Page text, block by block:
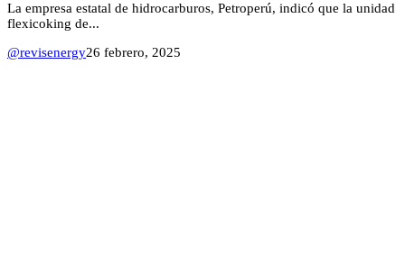
La empresa estatal de hidrocarburos, Petroperú, indicó que la unidad
flexicoking de...
@revisenergy26 febrero, 2025